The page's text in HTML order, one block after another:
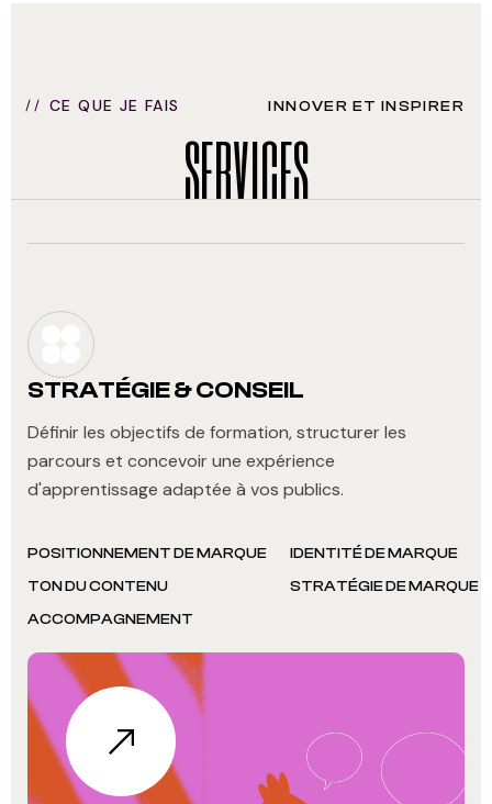
CE QUE JE FAIS INNOVER ET INSPIRER
SERVICES
STRATÉGIE & CONSEIL
Définir les objectifs de formation, structurer les
parcours et concevoir une expérience
d'apprentissage adaptée à vos publics.
POSITIONNEMENT DE MARQUE
IDENTITÉ DE MARQUE
TON DU CONTENU
STRATÉGIE DE MARQUE
ACCOMPAGNEMENT